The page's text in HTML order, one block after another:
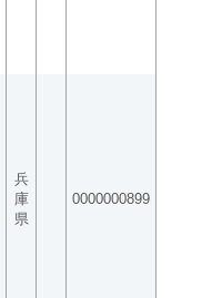
兵
庫
県
0000000899